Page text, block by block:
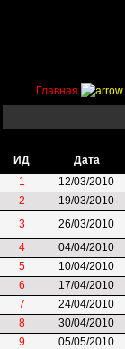
Главная
ИД Дата
1
12/03/2010
2
19/03/2010
3
26/03/2010
4
04/04/2010
5
10/04/2010
6
17/04/2010
7
24/04/2010
8
30/04/2010
9
05/05/2010